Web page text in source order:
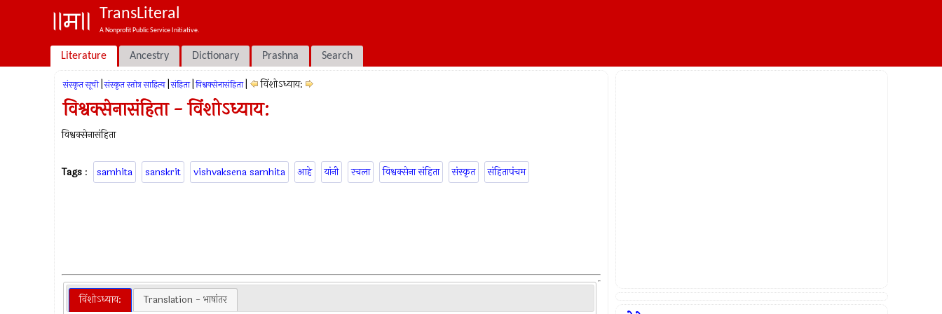
TransLiteral
A Nonprofit Public Service Initiative.
Literature Ancestry Dictionary Prashna Search
संस्कृत सूची संस्कृत स्तोत्र साहित्य संहिता विश्वक्सेनासंहिता विंशोऽध्याय:
विश्वक्सेनासंहिता - विंशोऽध्याय:
विश्वक्सेनासंहिता
Tags : samhita sanskrit vishvaksena samhita आहे यांनी रचला विश्वक्सेना संहिता संस्कृत संहितापंचम
विंशोऽध्याय: Translation - भाषांतर